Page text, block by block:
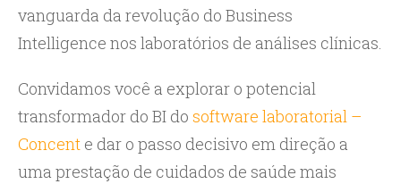
vanguarda da revolução do Business
Intelligence nos laboratórios de análises clínicas.
Convidamos você a explorar o potencial
transformador do BI do software laboratorial –
Concent e dar o passo decisivo em direção a
uma prestação de cuidados de saúde mais